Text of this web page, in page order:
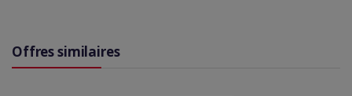
Offres similaires